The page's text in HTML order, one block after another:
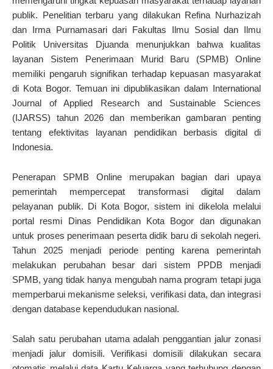
publik. Penelitian terbaru yang dilakukan Refina Nurhazizah
dan Irma Purnamasari dari Fakultas Ilmu Sosial dan Ilmu
Politik Universitas Djuanda menunjukkan bahwa kualitas
layanan Sistem Penerimaan Murid Baru (SPMB) Online
memiliki pengaruh signifikan terhadap kepuasan masyarakat
di Kota Bogor. Temuan ini dipublikasikan dalam International
Journal of Applied Research and Sustainable Sciences
(IJARSS) tahun 2026 dan memberikan gambaran penting
tentang efektivitas layanan pendidikan berbasis digital di
Indonesia.
Penerapan SPMB Online merupakan bagian dari upaya
pemerintah mempercepat transformasi digital dalam
pelayanan publik. Di Kota Bogor, sistem ini dikelola melalui
portal resmi Dinas Pendidikan Kota Bogor dan digunakan
untuk proses penerimaan peserta didik baru di sekolah negeri.
Tahun 2025 menjadi periode penting karena pemerintah
melakukan perubahan besar dari sistem PPDB menjadi
SPMB, yang tidak hanya mengubah nama program tetapi juga
memperbarui mekanisme seleksi, verifikasi data, dan integrasi
dengan database kependudukan nasional.
Salah satu perubahan utama adalah penggantian jalur zonasi
menjadi jalur domisili. Verifikasi domisili dilakukan secara